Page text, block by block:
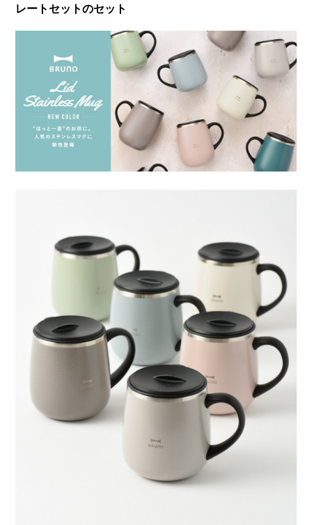
レートセットのセット